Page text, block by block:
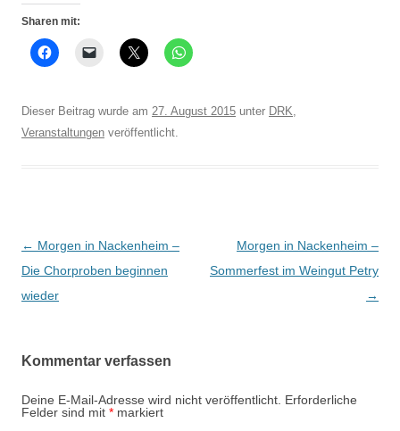
Sharen mit:
Dieser Beitrag wurde am 27. August 2015 unter DRK,
Veranstaltungen veröffentlicht.
Beitrags-
Navigation
← Morgen in Nackenheim –
Die Chorproben beginnen
wieder
Morgen in Nackenheim –
Sommerfest im Weingut Petry
→
Kommentar verfassen
Deine E-Mail-Adresse wird nicht veröffentlicht. Erforderliche
Felder sind mit * markiert